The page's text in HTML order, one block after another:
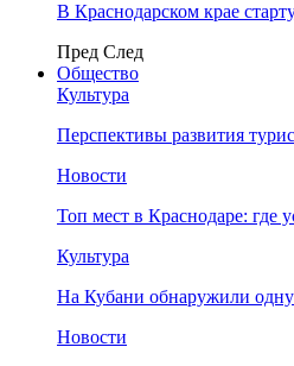
В Краснодарском крае
Пред След
Общество
Культура
Перспективы развития
Новости
Топ мест в Краснодаре: где
Культура
На Кубани обнаружили
Новости